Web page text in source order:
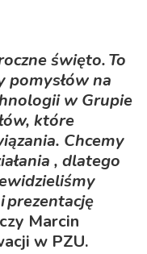
święto. To
pomysłów na
w Grupie
które
Chcemy
, dlatego
i prezentację
Marcin
w PZU.